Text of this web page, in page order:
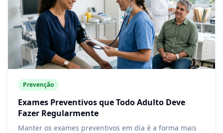
Prevenção
Exames Preventivos que Todo Adulto Deve
Fazer Regularmente
Manter os exames preventivos em dia é a forma mais